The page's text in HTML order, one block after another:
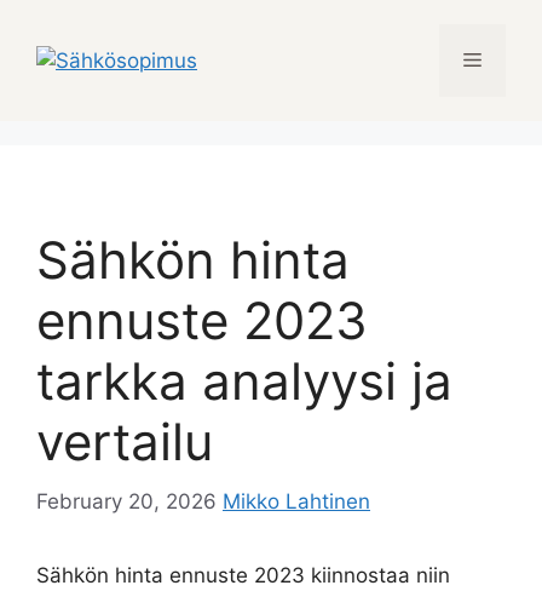
content
Menu
Sähkön hinta
ennuste 2023
tarkka analyysi ja
vertailu
February 20, 2026 Mikko Lahtinen
Sähkön hinta ennuste 2023 kiinnostaa niin